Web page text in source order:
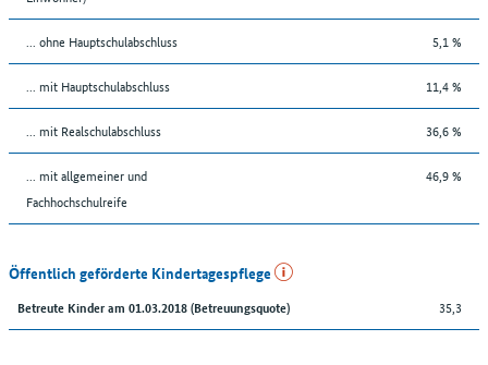
... ohne Hauptschulabschluss 5,1 %
... mit Hauptschulabschluss 11,4 %
... mit Realschulabschluss 36,6 %
... mit allgemeiner und
Fachhochschulreife
46,9 %
Öffentlich geförderte Kindertagespflege
Betreute Kinder am 01.03.2018 (Betreuungsquote) 35,3